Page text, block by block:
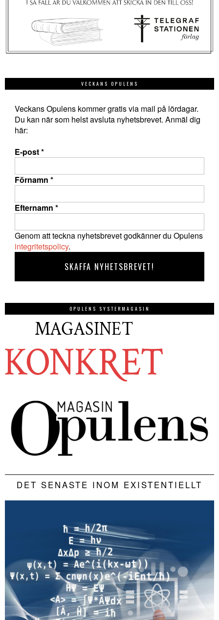
VECKANS OPULENS
Veckans Opulens kommer gratis via mail på lördagar.
Du kan när som helst avsluta nyhetsbrevet. Anmäl dig
här:
E-post*
Förnamn *
Efternamn *
Genom att teckna nyhetsbrevet godkänner du Opulens
integritetspolicy.
OPULENS SYSTERMAGASIN
DET SENASTE INOM EXISTENTIELLT